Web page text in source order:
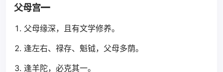
父母宫━
父母缘深，且有文学修养。
逢左右、禄存、魁钺，父母多荫。
逢羊陀，必克其一。